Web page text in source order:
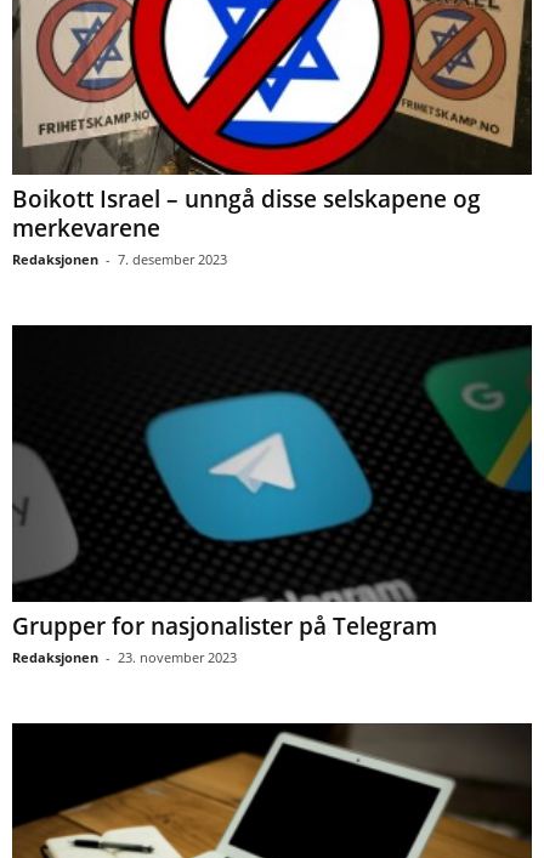
Boikott Israel – unngå disse selskapene og
merkevarene
Redaksjonen - 7. desember 2023
Grupper for nasjonalister på Telegram
Redaksjonen - 23. november 2023